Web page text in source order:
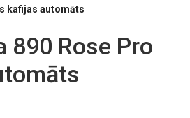
kafijas automāts
890 Rose Pro